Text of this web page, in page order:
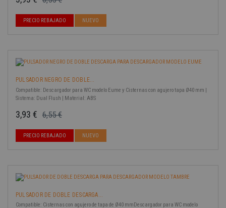
PRECIO REBAJADO NUEVO
PULSADOR NEGRO DE DOBLE...
Compatible: Descargador para WC modelo Eume y Cisternas con agujero tapa Ø40 mm |
Sistema: Dual Flush | Material: ABS
6,55 €
3,93 €
PRECIO REBAJADO NUEVO
PULSADOR DE DOBLE DESCARGA...
Compatible: Cisternas con agujero de tapa de Ø40 mmDescargador para WC modelo